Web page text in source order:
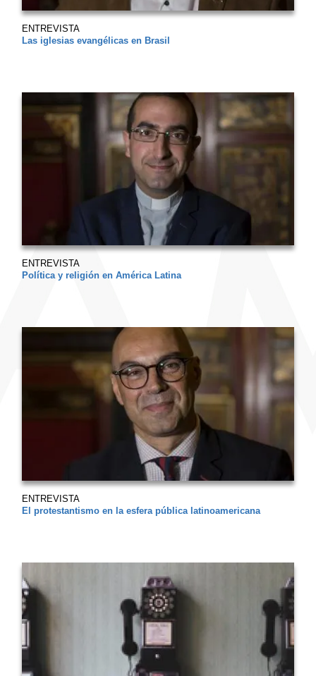
ENTREVISTA
Las iglesias evangélicas en Brasil
ENTREVISTA
Política y religión en América Latina
ENTREVISTA
El protestantismo en la esfera pública latinoamericana